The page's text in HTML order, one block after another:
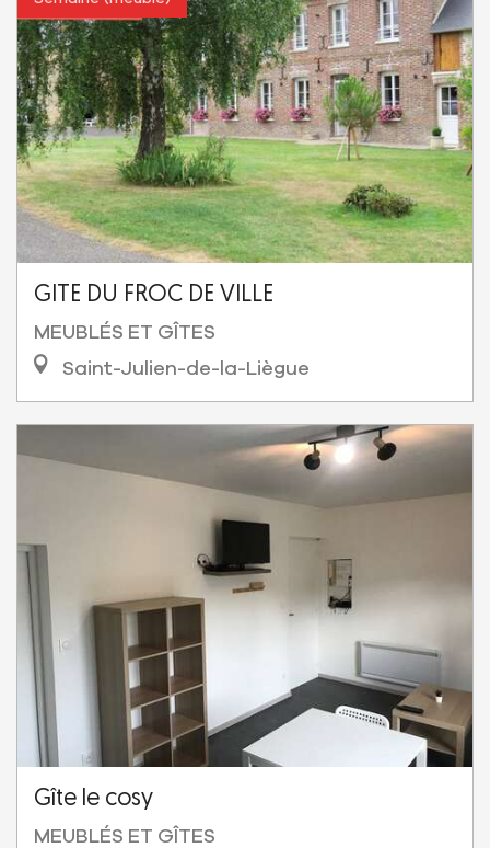
GITE DU FROC DE VILLE
MEUBLÉS ET GÎTES
Saint-Julien-de-la-Liègue
Gîte le cosy
MEUBLÉS ET GÎTES